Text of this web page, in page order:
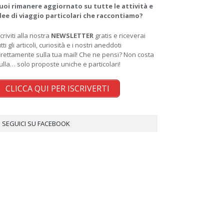
rimanere aggiornato su tutte le attività e
di viaggio particolari che raccontiamo?
alla nostra NEWSLETTER gratis e riceverai
gli articoli, curiosità e i nostri aneddoti
sulla tua mail! Che ne pensi? Non costa
solo proposte uniche e particolari!
CLICCA QUI PER ISCRIVERTI
SEGUICI SU FACEBOOK